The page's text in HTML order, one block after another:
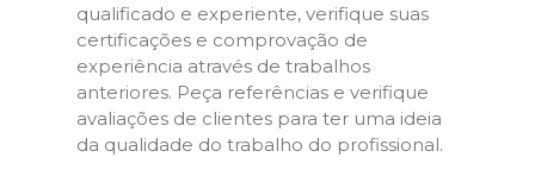
qualificado e experiente, verifique suas
certificações e comprovação de
experiência através de trabalhos
anteriores. Peça referências e verifique
avaliações de clientes para ter uma ideia
da qualidade do trabalho do profissional.